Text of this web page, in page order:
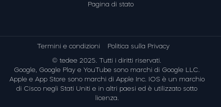
Pagina di stato
Termini e condizioni Politica sulla Privacy
© tedee 2025. Tutti i diritti riservati.
Google, Google Play e YouTube sono marchi di Google LLC.
Apple e App Store sono marchi di Apple Inc. IOS è un marchio
di Cisco negli Stati Uniti e in altri paesi ed è utilizzato sotto
licenza.